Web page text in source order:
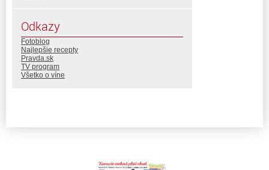
Odkazy
Fotoblog
Najlepšie recepty
Pravda.sk
TV program
Všetko o víne